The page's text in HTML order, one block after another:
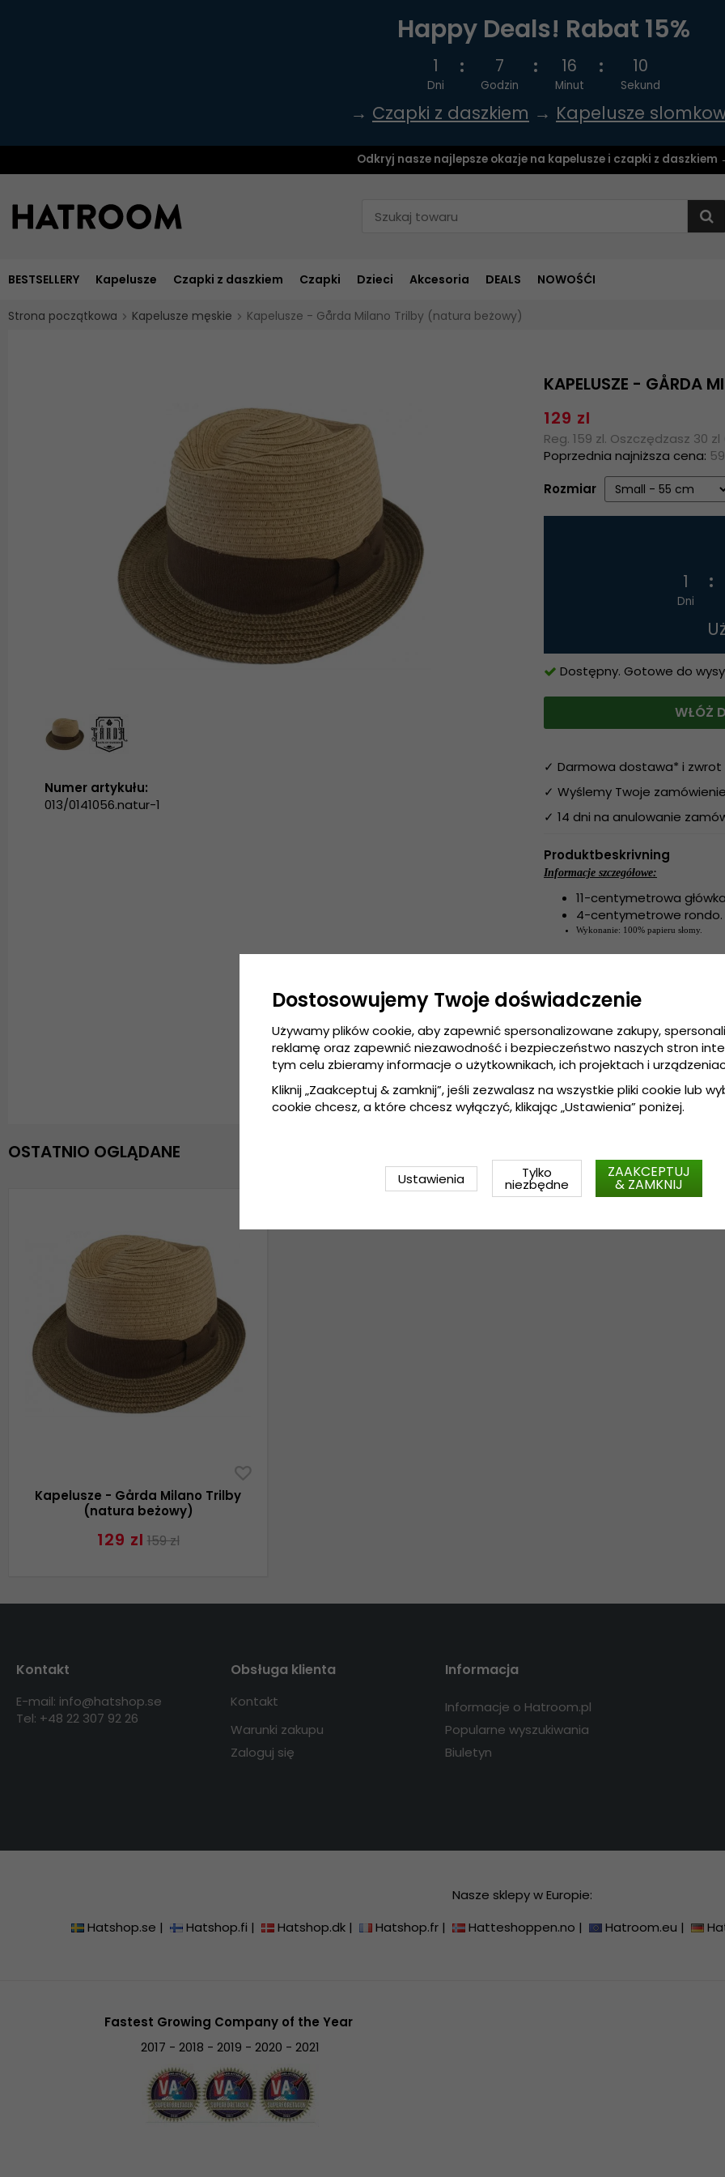
Happy Deals! Rabat 15%
1
Dni
7
Godzin
16
Minut
9
Sekund
→ Czapki z daszkiem → Kapelusze
Odkryj nasze najlepsze okazje na kapelusze i czapki z daszkiem
BESTSELLERY Kapelusze Czapki z daszkiem Czapki Dzieci Akcesoria DEALS NOWOŚĆI
Strona początkowa Kapelusze męskie Kapelusze - Gårda Milano Trilby (natura beżowy)
KAPELUSZE - GÅRDA
129 zl
Reg. 159 zl. Oszczędzasz 30 zl
Poprzednia najniższa cena:
Rozmiar
1
Dni
Dostępny. Gotowe do
WŁÓŻ
✓ Darmowa dostawa* i zwrot
✓ Wyślemy Twoje
✓ 14 dni na anulowanie
Produktbeskrivning
Informacje szczegółowe:
11-centymetrowa
4-centymetrowe rondo.
Wykonanie: 100% papieru słomy.
Small - 55
Numer artykułu:
013/0141056.natur-1
OSTATNIO OGLĄDANE
Kapelusze - Gårda Milano Trilby
(natura beżowy)
129 zl 159 zl
Kontakt
E-mail: info@hatshop.se
Tel: +48 22 307 92 26
Obsługa klienta
Kontakt
Warunki zakupu
Zaloguj się
Informacja
Informacje o Hatroom.pl
Popularne wyszukiwania
Biuletyn
Nasze sklepy w Europie:
Hatshop.se | Hatshop.fi | Hatshop.dk | Hatshop.fr | Hatteshoppen.no | Hatroom.eu |
Fastest Growing Company of the Year
2017 - 2018 - 2019 - 2020 - 2021
Dostosowujemy Twoje doświadczenie
Używamy plików cookie, aby zapewnić spersonalizowane zakupy,
reklamę oraz zapewnić niezawodność i bezpieczeństwo naszych stron
tym celu zbieramy informacje o użytkownikach, ich projektach i
Kliknij „Zaakceptuj & zamknij”, jeśli zezwalasz na wszystkie pliki cookie lub
cookie chcesz, a które chcesz wyłączyć, klikając „Ustawienia” poniżej.
Ustawienia Tylko
niezbędne
ZAAKCEPTUJ
& ZAMKNIJ